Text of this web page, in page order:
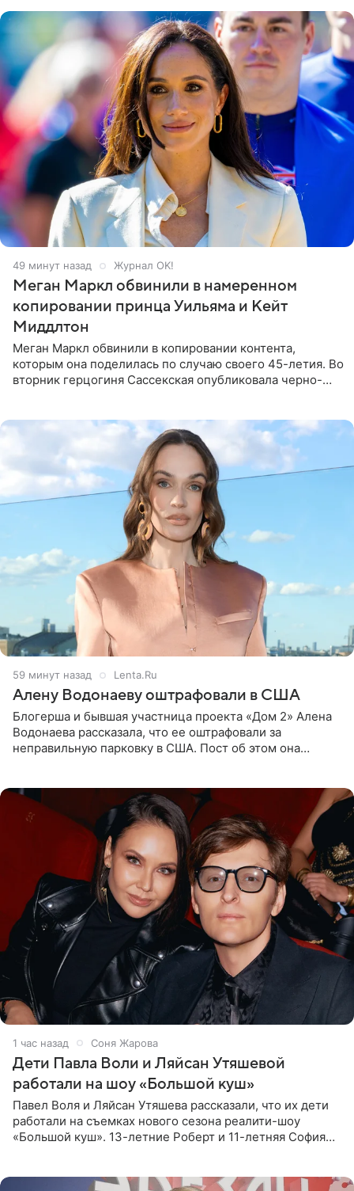
49 минут назад Журнал OK!
Меган Маркл обвинили в намеренном
копировании принца Уильяма и Кейт
Миддлтон
Меган Маркл обвинили в копировании контента,
которым она поделилась по случаю своего 45-летия. Во
вторник герцогиня Сассекская опубликовала черно-
59 минут назад Lenta.Ru
Алену Водонаеву оштрафовали в США
Блогерша и бывшая участница проекта «Дом 2» Алена
Водонаева рассказала, что ее оштрафовали за
неправильную парковку в США. Пост об этом она
1 час назад Соня Жарова
Дети Павла Воли и Ляйсан Утяшевой
работали на шоу «Большой куш»
Павел Воля и Ляйсан Утяшева рассказали, что их дети
работали на съемках нового сезона реалити-шоу
«Большой куш». 13-летние Роберт и 11-летняя София